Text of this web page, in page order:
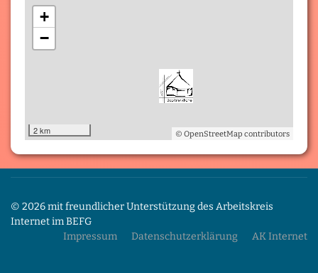
+
−
2 km © OpenStreetMap contributors
© 2026 mit freundlicher Unterstützung des Arbeitskreis
Internet im BEFG
Impressum
Datenschutzerklärung AK Internet